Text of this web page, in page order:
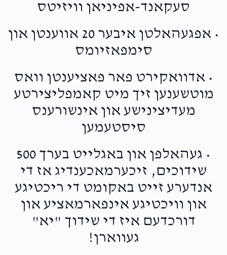
סעקאנד-אפיניאן וויזיטס
• אפגעהאלטן איבער 20 אווענטן און
סימפאזיומס
• אדוואקירט פאר פאציענטן וואס
מוטשענען זיך מיט קאמפליצירטע
מעדיצינישע און אינשורענס
סיסטעמען
• געהאלפן און באגלייט בערך 500
שידוכים, זיכערמאכענדיג אז די
אנדערע זייט באקומט די ריכטיגע
און וויכטיגע אינפארמאציע און
דורכדעם איז די שידוך "יא"
געווארן!